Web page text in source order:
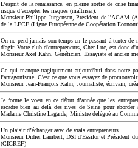
L’esprit de la renaissance, en pleine sortie de crise
risque d’accepter les risques (maîtriser).
Monsieur Philippe Jurgensen, Président de l'ACAM
de la LECE (Ligue Européenne de Coopération
On ne perd jamais son temps en le passant à tenter
d'agir. Votre club d'entrepreneurs, Cher Luc, est donc
Monsieur Axel Kahn, Généticien, Essayiste et ancien
Ce qui manque tragiquement aujourd'hui dans notre
l'antagonisme. C'est ce que vous essayez de
Monsieur Jean-François Kahn, Journaliste, écrivain,
Je forme le voeu en ce début d’année que les
escadre bien au delà des rives de Seine pour
Madame Christine Lagarde, Ministre délégué au
Un plaisir d’échanger avec de vrais entrepreneurs.
Monsieur Didier Lambert, DSI d'Essilor et Président
(CIGREF)